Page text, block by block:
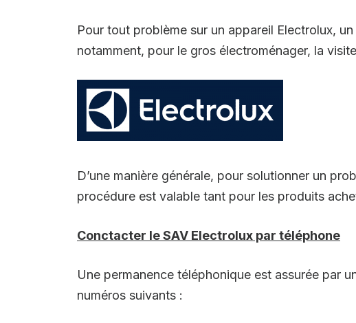
Pour tout problème sur un appareil Electrolux,
notamment, pour le gros électroménager, la
D’une manière générale, pour solutionner un
procédure est valable tant pour les produits
Conctacter le SAV Electrolux par téléphone
Une permanence téléphonique est assurée par
numéros suivants :